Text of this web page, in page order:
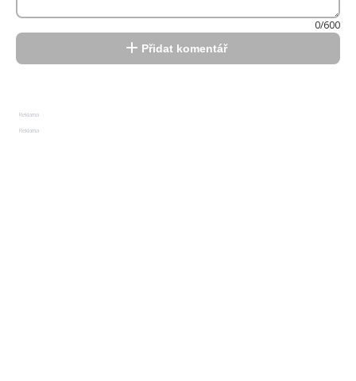
0/600
Přidat komentář
Reklama
Reklama